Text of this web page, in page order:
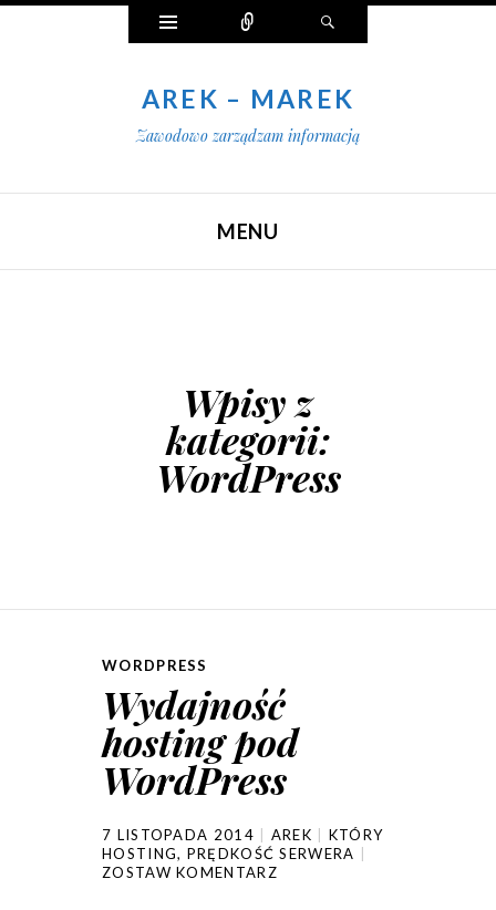
Widgety
AREK – MAREK
Zawodowo zarządzam informacją
MENU
Wpisy z
kategorii:
WordPress
WORDPRESS
Wydajność
hosting pod
WordPress
7 LISTOPADA 2014 AREK
KTÓRY
HOSTING, PRĘDKOŚĆ SERWERA
ZOSTAW KOMENTARZ